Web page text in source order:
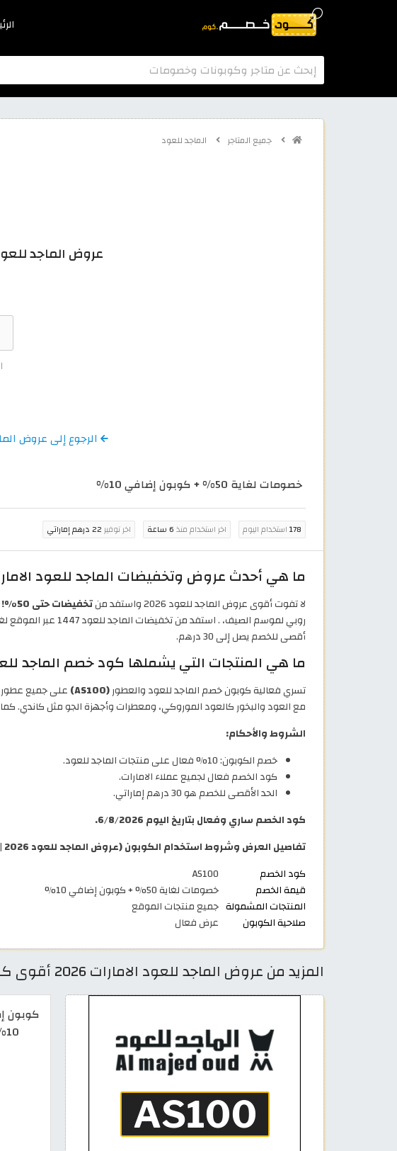
جميع المتاجر الماجد للعود
عروض الماجد للعود الامارات 2026:
الرجوع إلى عروض الماجد للعود
خصومات لغاية 50% + كوبون إضافي 10%
178استخدام اليوم اخر استخدام منذ6 ساعة اخر توفير22 درهم إماراتي
ما هي أحدث عروض وتخفيضات الماجد للعود الامارات
لا تفوت أقوى عروض الماجد للعود 2026 واستفد من تخفيضات حتى 50%!
أقصى للخصم يصل إلى 30 درهم.
ما هي المنتجات التي يشملها كود خصم الماجد
تسري فعالية كوبون خصم الماجد للعود والعطور(AS100)
على جميع عطور
مع العود والبخور كالعود الموروكي، ومعطرات وأجهزة الجو مثل كاندي. كما
الشروط والأحكام:
خصم الكوبون: 10% فعال على منتجات الماجد للعود.
كود الخصم فعال لجميع عملاء الامارات.
الحد الأقصى للخصم هو 30 درهم إماراتي.
كود الخصم ساري وفعال بتاريخ اليوم 6/8/2026.
تفاصيل العرض وشروط استخدام الكوبون (عروض الماجد للعود 2026 | كوبون 10%)
كود الخصم
AS100
قيمة الخصم
خصومات لغاية 50% + كوبون إضافي 10%
المنتجات المشمولة جميع منتجات الموقع
صلاحية الكوبون
عرض فعال
المزيد من عروض الماجد للعود الامارات 2026 أقوى كوبونات فعالة حتى 50%
كوبون
10%